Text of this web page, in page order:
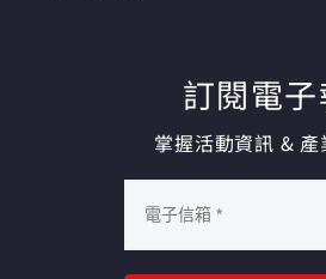
訂閱電子
掌握活動資訊 & 產